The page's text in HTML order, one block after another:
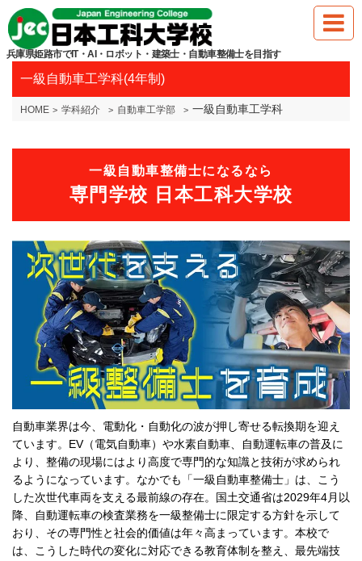
兵庫県姫路市でIT・AI・ロボット・建築士・自動車整備士を目指す
一級自動車工学科(4年制)
HOME 学科紹介 自動車工学部 一級自動車工学科
一級自動車整備士になるなら
専門学校 日本工科大学校
自動車業界は今、電動化・自動化の波が押し寄せる転換期を迎え
ています。EV（電気自動車）や水素自動車、自動運転車の普及に
より、整備の現場にはより高度で専門的な知識と技術が求められ
るようになっています。なかでも「一級自動車整備士」は、こう
した次世代車両を支える最前線の存在。国土交通省は2029年4月以
降、自動運転車の検査業務を一級整備士に限定する方針を示して
おり、その専門性と社会的価値は年々高まっています。本校で
は、こうした時代の変化に対応できる教育体制を整え、最先端技